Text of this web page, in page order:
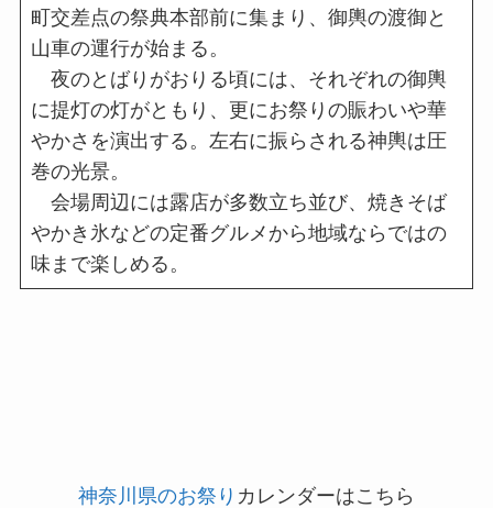
町交差点の祭典本部前に集まり、御輿の渡御と
山車の運行が始まる。
夜のとばりがおりる頃には、それぞれの御輿
に提灯の灯がともり、更にお祭りの賑わいや華
やかさを演出する。左右に振らされる神輿は圧
巻の光景。
会場周辺には露店が多数立ち並び、焼きそば
やかき氷などの定番グルメから地域ならではの
味まで楽しめる。
神奈川県のお祭り カレンダーはこちら